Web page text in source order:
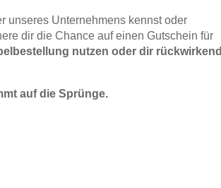
unseres Unternehmens kennst oder
dir die Chance auf einen Gutschein für
nutzen oder dir rückwirkend
auf die Sprünge.